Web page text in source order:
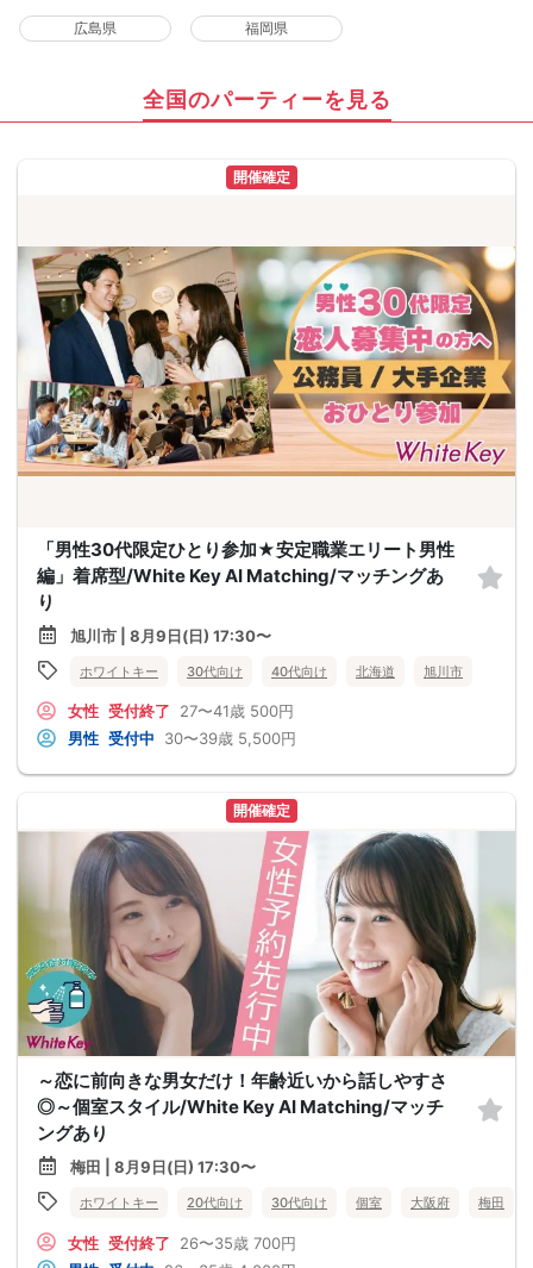
広島県 福岡県
全国のパーティーを見る
開催確定
「男性30代限定ひとり参加★安定職業エリート男性
編」着席型/White Key AI Matching/マッチングあ
り
旭川市 | 8月9日(日) 17:30〜
ホワイトキー 30代向け 40代向け 北海道 旭川市
女性 受付終了 27〜41歳 500円
男性 受付中 30〜39歳 5,500円
開催確定
～恋に前向きな男女だけ！年齢近いから話しやすさ
◎～個室スタイル/White Key AI Matching/マッチ
ングあり
梅田 | 8月9日(日) 17:30〜
ホワイトキー 20代向け 30代向け 個室 大阪府 梅田
女性 受付終了 26〜35歳 700円